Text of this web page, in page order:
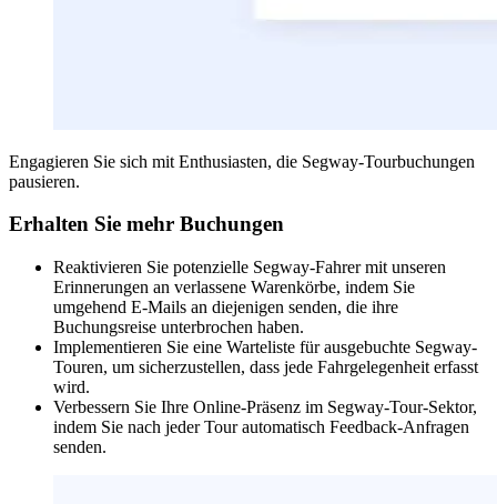
Engagieren Sie sich mit Enthusiasten, die Segway-Tourbuchungen
pausieren.
Erhalten Sie mehr Buchungen
Reaktivieren Sie potenzielle Segway-Fahrer mit unseren
Erinnerungen an verlassene Warenkörbe, indem Sie
umgehend E-Mails an diejenigen senden, die ihre
Buchungsreise unterbrochen haben.
Implementieren Sie eine Warteliste für ausgebuchte Segway-
Touren, um sicherzustellen, dass jede Fahrgelegenheit erfasst
wird.
Verbessern Sie Ihre Online-Präsenz im Segway-Tour-Sektor,
indem Sie nach jeder Tour automatisch Feedback-Anfragen
senden.